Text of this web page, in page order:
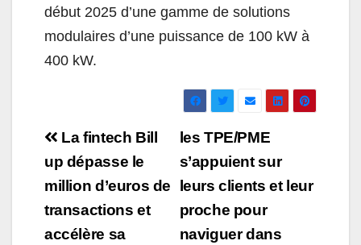
début 2025 d’une gamme de solutions
modulaires d’une puissance de 100 kW à
400 kW.
Navigation
de
l’article
les TPE/PME
s’appuient sur
leurs clients et leur
proche pour
naviguer dans
La fintech Bill
up dépasse le
million d’euros de
transactions et
accélère sa